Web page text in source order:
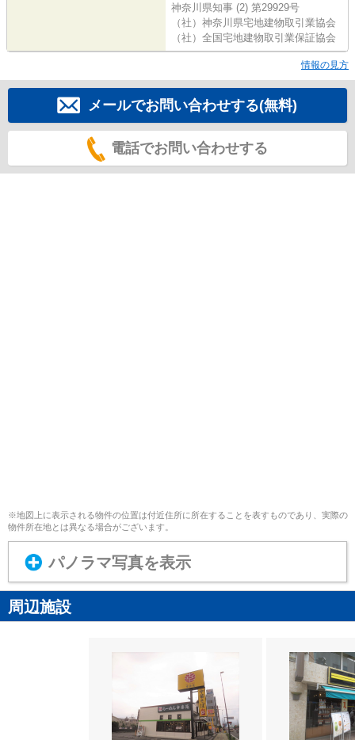
神奈川県知事 (2) 第29929号
（社）神奈川県宅地建物取引業協会
（社）全国宅地建物取引業保証協会
情報の見方
メールでお問い合わせする(無料)
電話でお問い合わせする
※地図上に表示される物件の位置は付近住所に所在することを表すものであり、実際の
物件所在地とは異なる場合がございます。
パノラマ写真を表示
周辺施設